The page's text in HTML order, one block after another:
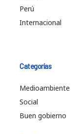
Perú
Internacional
Categorías
Medioambiente
Social
Buen gobierno